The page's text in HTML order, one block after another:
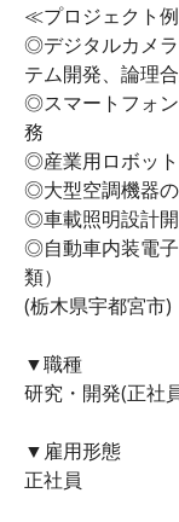
≪プロジェクト
◎デジタルカメ
テム開発、論理
◎スマートフォ
務
◎産業用ロボッ
◎大型空調機器
◎車載照明設計
◎自動車内装電
類）
(栃木県宇都宮市)
▼職種
研究・開発(正社
▼雇用形態
正社員